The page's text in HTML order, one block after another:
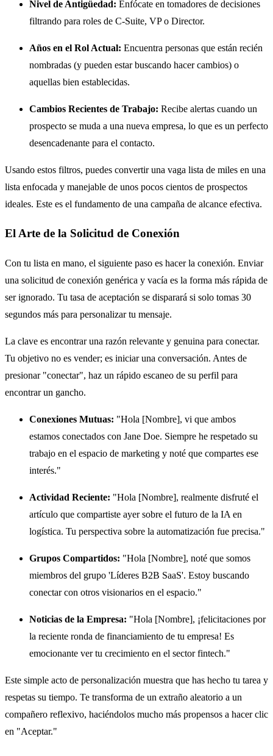
Nivel de Antigüedad: Enfócate en tomadores de decisiones
filtrando para roles de C-Suite, VP o Director.
Años en el Rol Actual: Encuentra personas que están recién
nombradas (y pueden estar buscando hacer cambios) o
aquellas bien establecidas.
Cambios Recientes de Trabajo: Recibe alertas cuando un
prospecto se muda a una nueva empresa, lo que es un perfecto
desencadenante para el contacto.
Usando estos filtros, puedes convertir una vaga lista de miles en una
lista enfocada y manejable de unos pocos cientos de prospectos
ideales. Este es el fundamento de una campaña de alcance efectiva.
El Arte de la Solicitud de Conexión
Con tu lista en mano, el siguiente paso es hacer la conexión. Enviar
una solicitud de conexión genérica y vacía es la forma más rápida de
ser ignorado. Tu tasa de aceptación se disparará si solo tomas 30
segundos más para personalizar tu mensaje.
La clave es encontrar una razón relevante y genuina para conectar.
Tu objetivo no es vender; es iniciar una conversación. Antes de
presionar "conectar", haz un rápido escaneo de su perfil para
encontrar un gancho.
Conexiones Mutuas: "Hola [Nombre], vi que ambos
estamos conectados con Jane Doe. Siempre he respetado su
trabajo en el espacio de marketing y noté que compartes ese
interés."
Actividad Reciente: "Hola [Nombre], realmente disfruté el
artículo que compartiste ayer sobre el futuro de la IA en
logística. Tu perspectiva sobre la automatización fue precisa."
Grupos Compartidos: "Hola [Nombre], noté que somos
miembros del grupo 'Líderes B2B SaaS'. Estoy buscando
conectar con otros visionarios en el espacio."
Noticias de la Empresa: "Hola [Nombre], ¡felicitaciones por
la reciente ronda de financiamiento de tu empresa! Es
emocionante ver tu crecimiento en el sector fintech."
Este simple acto de personalización muestra que has hecho tu tarea y
respetas su tiempo. Te transforma de un extraño aleatorio a un
compañero reflexivo, haciéndolos mucho más propensos a hacer clic
en "Aceptar."